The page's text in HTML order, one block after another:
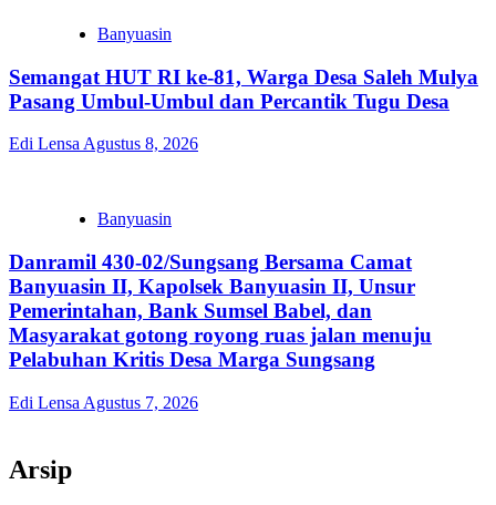
Banyuasin
Semangat HUT RI ke-81, Warga Desa Saleh Mulya
Pasang Umbul-Umbul dan Percantik Tugu Desa
Edi Lensa Agustus 8, 2026
Banyuasin
Danramil 430-02/Sungsang Bersama Camat
Banyuasin II, Kapolsek Banyuasin II, Unsur
Pemerintahan, Bank Sumsel Babel, dan
Masyarakat gotong royong ruas jalan menuju
Pelabuhan Kritis Desa Marga Sungsang
Edi Lensa Agustus 7, 2026
Arsip